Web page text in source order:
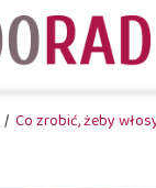
/ Co zrobić, żeby